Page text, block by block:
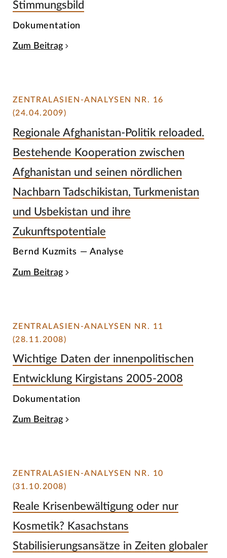
Stimmungsbild
Dokumentation
Zum Beitrag
ZENTRALASIEN-ANALYSEN NR. 16
(24.04.2009)
Regionale Afghanistan-Politik reloaded.
Bestehende Kooperation zwischen
Afghanistan und seinen nördlichen
Nachbarn Tadschikistan, Turkmenistan
und Usbekistan und ihre
Zukunftspotentiale
Bernd Kuzmits — Analyse
Zum Beitrag
ZENTRALASIEN-ANALYSEN NR. 11
(28.11.2008)
Wichtige Daten der innenpolitischen
Entwicklung Kirgistans 2005-2008
Dokumentation
Zum Beitrag
ZENTRALASIEN-ANALYSEN NR. 10
(31.10.2008)
Reale Krisenbewältigung oder nur
Kosmetik? Kasachstans
Stabilisierungsansätze in Zeiten globaler